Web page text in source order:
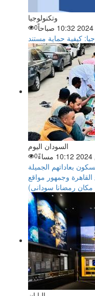
وتكنولوجيا
0
السودان اليوم
0
بعاداتهم الجميلة
وجمهور مواقع
رمضانا سودانى)